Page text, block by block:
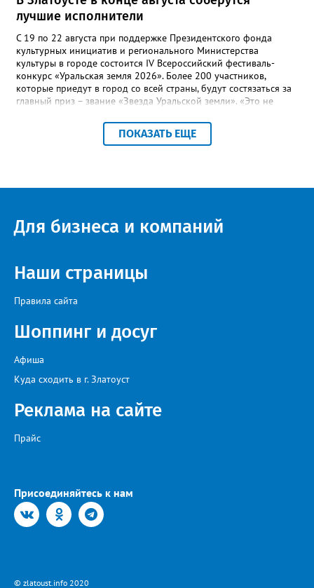
лучшие исполнители
С 19 по 22 августа при поддержке Президентского фонда
культурных инициатив и регионального Министерства
культуры в городе состоится IV Всероссийский фестиваль-
конкурс «Уральская земля 2026». Более 200 участников,
которые приедут в город со всей страны, будут состязаться за
главный приз – звание «Звезда Уральской земли». «Это не
прослушивания участников, мастер-классы от ведущих
наставников, выступления победителей прошлых лет и
Челябинской, Свердловской, Курганской, Оренбургской
идейный вдохновитель, организатор фестиваля, эстрадный
певец, победитель главного патриотического конкурса страны
искусства «Золотая лира», участник телевизионных проектов
на Первом канале, обладатель звания «Голос страны» Алексей
ПОКАЗАТЬ ЕЩЕ
Для бизнеса и компаний
Наши страницы
Правила сайта
Шоппинг и досуг
Афиша
Куда сходить в г. Златоуст
Реклама на сайте
Прайс
Присоединяйтесь к нам
© zlatoust.info 2020